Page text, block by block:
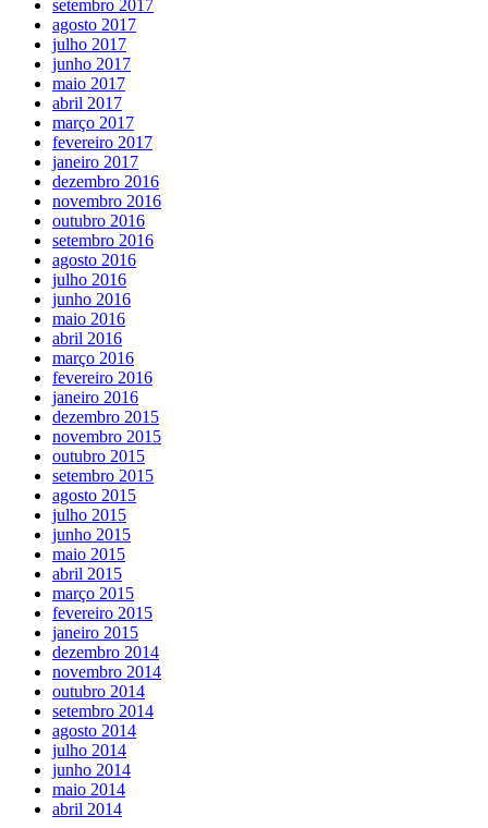
setembro 2017
agosto 2017
julho 2017
junho 2017
maio 2017
abril 2017
março 2017
fevereiro 2017
janeiro 2017
dezembro 2016
novembro 2016
outubro 2016
setembro 2016
agosto 2016
julho 2016
junho 2016
maio 2016
abril 2016
março 2016
fevereiro 2016
janeiro 2016
dezembro 2015
novembro 2015
outubro 2015
setembro 2015
agosto 2015
julho 2015
junho 2015
maio 2015
abril 2015
março 2015
fevereiro 2015
janeiro 2015
dezembro 2014
novembro 2014
outubro 2014
setembro 2014
agosto 2014
julho 2014
junho 2014
maio 2014
abril 2014